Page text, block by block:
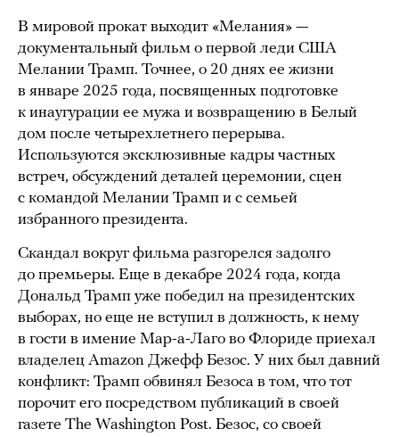
В мировой прокат выходит «Мелания» —
документальный фильм о первой леди США
Мелании Трамп. Точнее, о 20 днях ее жизни
в январе 2025 года, посвященных подготовке
к инаугурации ее мужа и возвращению в Белый
дом после четырехлетнего перерыва.
Используются эксклюзивные кадры частных
встреч, обсуждений деталей церемонии, сцен
с командой Мелании Трамп и с семьей
избранного президента.
Скандал вокруг фильма разгорелся задолго
до премьеры. Еще в декабре 2024 года, когда
Дональд Трамп уже победил на президентских
выборах, но еще не вступил в должность, к нему
в гости в имение Мар-а-Лаго во Флориде приехал
владелец Amazon Джефф Безос. У них был давний
конфликт: Трамп обвинял Безоса в том, что тот
порочит его посредством публикаций в своей
газете The Washington Post. Безос, со своей